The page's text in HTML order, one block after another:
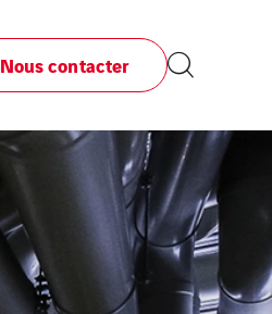
Nous contacter